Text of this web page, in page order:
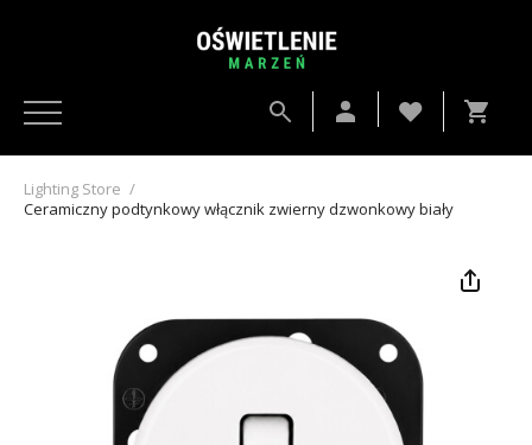
Lighting Store /
Ceramiczny podtynkowy włącznik zwierny dzwonkowy biały